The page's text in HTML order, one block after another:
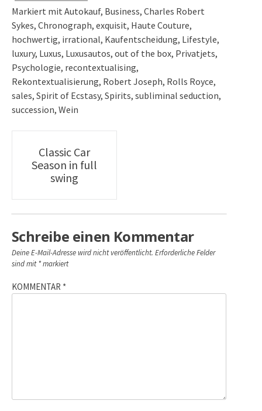
Markiert mit Autokauf, Business, Charles Robert
Sykes, Chronograph, exquisit, Haute Couture,
hochwertig, irrational, Kaufentscheidung, Lifestyle,
luxury, Luxus, Luxusautos, out of the box, Privatjets,
Psychologie, recontextualising,
Rekontextualisierung, Robert Joseph, Rolls Royce,
sales, Spirit of Ecstasy, Spirits, subliminal seduction,
succession, Wein
Artikel-
Navigation
Classic Car
Season in full
swing
Schreibe einen Kommentar
Deine E-Mail-Adresse wird nicht veröffentlicht. Erforderliche Felder
sind mit*markiert
KOMMENTAR *